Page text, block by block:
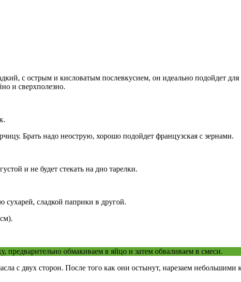
с острым и кисловатым послевкусием, он идеально подойдет
и сверхполезно.
Брать надо неострую, хорошо подойдет французская с зернами.
и не будет стекать на дно тарелки.
сладкой паприки в другой.
предварительно обмакиваем в яйцо и затем обваливаем в смеси.
с двух сторон. После того как они остынут, нарезаем небольшими